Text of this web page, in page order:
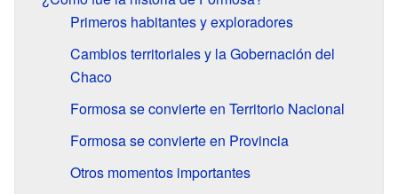
Primeros habitantes y exploradores
Cambios territoriales y la Gobernación del
Chaco
Formosa se convierte en Territorio Nacional
Formosa se convierte en Provincia
Otros momentos importantes